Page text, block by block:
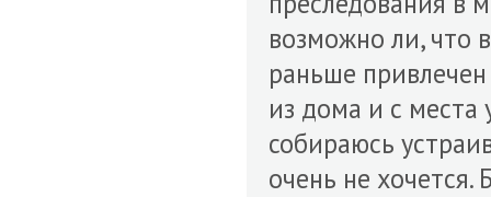
возможно ли, что
раньше
из дома и с места
собираюсь
очень не